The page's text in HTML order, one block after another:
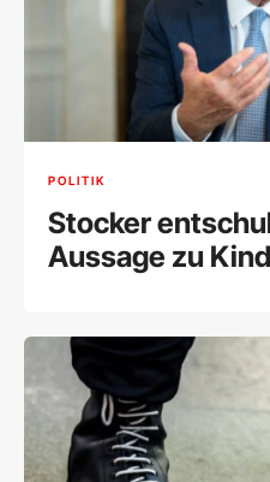
POLITIK
Stocker
Aussage zu